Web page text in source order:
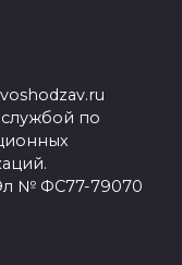
по
№ ФС77-79070